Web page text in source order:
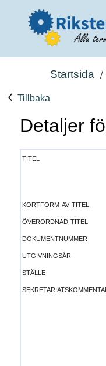
Startsida
Tillbaka
Detaljer
titel
kortform av titel
överordnad titel
dokumentnummer
utgivningsår
ställe